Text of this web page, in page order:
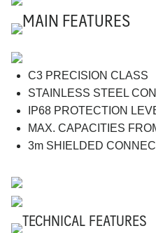
MAIN FEATURES
C3 PRECISION CLASS
STAINLESS STEEL
IP68 PROTECTION
MAX. CAPACITIES
3m SHIELDED
TECHNICAL FEATURES